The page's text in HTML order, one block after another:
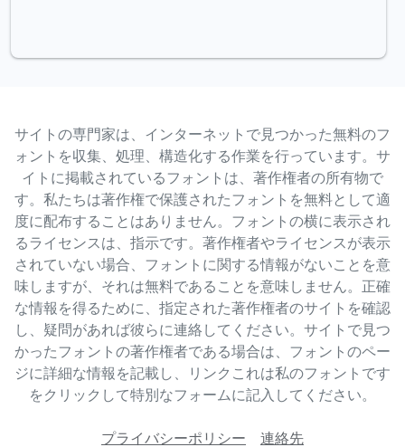
サイトの専門家は、インターネットで見つかった無料のフ
ォントを収集、処理、構造化する作業を行っています。サ
イトに掲載されているフォントは、著作権者の所有物で
す。私たちは著作権で保護されたフォントを無料として適
度に配布することはありません。フォントの横に表示され
るライセンスは、指示です。著作権者やライセンスが表示
されていない場合、フォントに関する情報がないことを意
味しますが、それは無料であることを意味しません。正確
な情報を得るために、指定された著作権者のサイトを確認
し、疑問があれば彼らに連絡してください。サイトで見つ
かったフォントの著作権者である場合は、フォントのペー
ジに詳細な情報を記載し、リンクこれは私のフォントです
をクリックして特別なフォームに記入してください。
プライバシーポリシー 連絡先